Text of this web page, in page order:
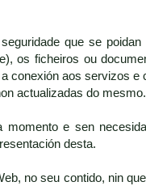
que se
os ficheiros ou
conexión aos servizos e
actualizadas do mesmo.
momento e sen
desta.
no seu contido, nin